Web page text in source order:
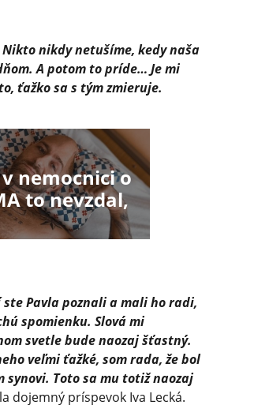
nikdy netušíme, kedy naša
A potom to príde… Je mi
ťažko sa s tým zmieruje.
nemocnici o
to nevzdal,
ste Pavla poznali a mali ho radi,
spomienku. Slová mi
svetle bude naozaj šťastný.
veľmi ťažké, som rada, že bol
synovi. Toto sa mu totiž naozaj
dojemný príspevok Iva Lecká.